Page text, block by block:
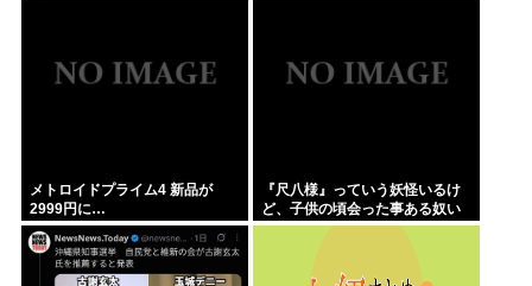
メトロイドプライム4 新品が
2999円に…
『尺八様』っていう妖怪いるけ
ど、子供の頃会った事ある奴い
る？？